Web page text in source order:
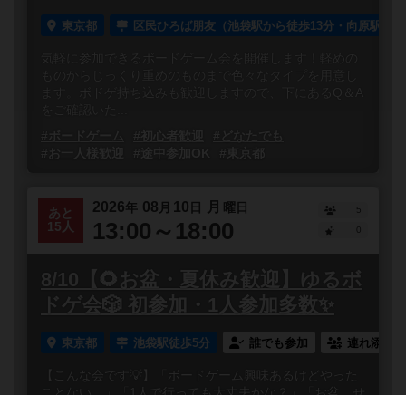
東京都 区民ひろば朋友（池袋駅から徒歩13分・向原駅か
#ボードゲーム
#初心者歓迎
#どなたでも
#お一人様歓迎
#途中参加OK #東京都
あと
15人
2026年 08 月 10 日 月 曜日
13:00～18:00
5
8/10【🌻お盆・夏休み歓迎】ゆるボ
ドゲ会🎲 初参加・1人参加多数✨
東京都 池袋駅徒歩5分 誰でも参加 連れ添い
【こんな会です💡】「ボードゲーム興味あるけどやった